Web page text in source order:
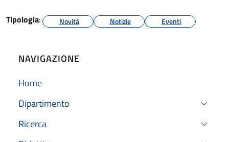
Tipologia: Novità Notizie Eventi
NAVIGAZIONE
Home
Dipartimento
Ricerca